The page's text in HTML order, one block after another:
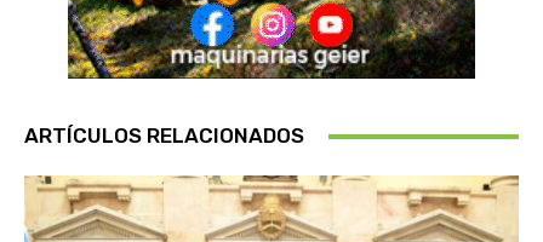
ARTÍCULOS RELACIONADOS